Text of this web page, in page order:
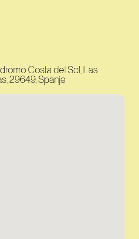
Costa del Sol, Las
29649, Spanje